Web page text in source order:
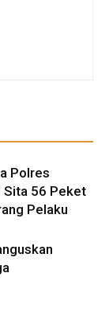
Polres
Sita 56 Peket
Pelaku